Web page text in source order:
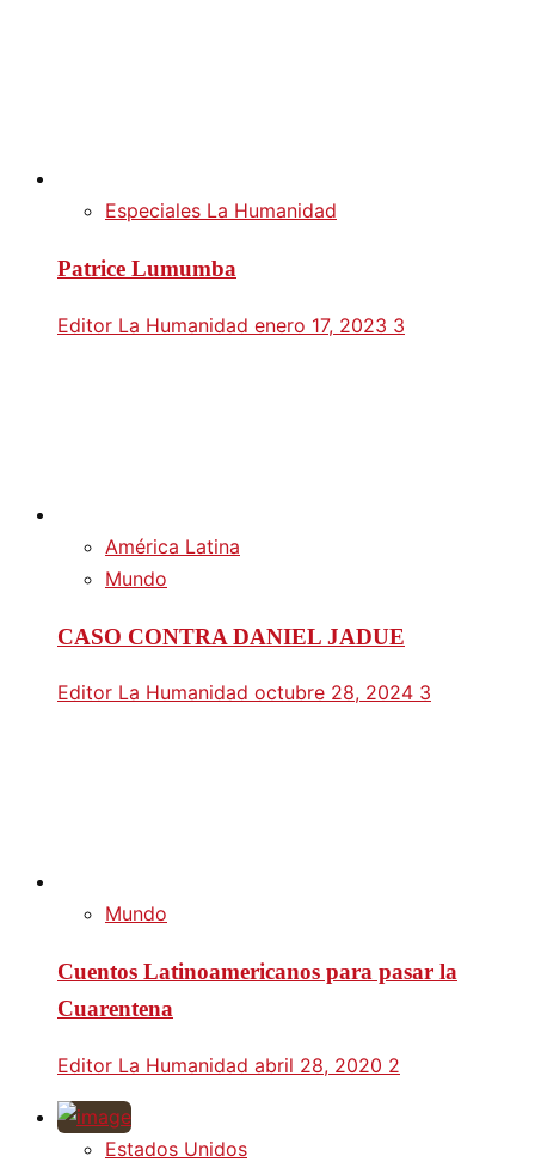
Especiales La Humanidad
Patrice Lumumba
Editor La Humanidad enero 17, 2023 3
América Latina
Mundo
CASO CONTRA DANIEL JADUE
Editor La Humanidad octubre 28, 2024 3
Mundo
Cuentos Latinoamericanos para pasar la
Cuarentena
Editor La Humanidad abril 28, 2020 2
Estados Unidos